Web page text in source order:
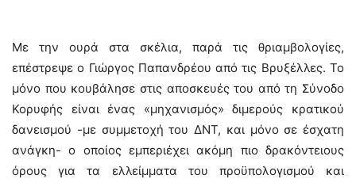
Με την ουρά στα σκέλια, παρά τις θριαμβολογίες,
επέστρεψε ο Γιώργος Παπανδρέου από τις Βρυξέλλες. Το
μόνο που κουβάλησε στις αποσκευές του από τη Σύνοδο
Κορυφής είναι ένας «μηχανισμός» διμερούς κρατικού
δανεισμού -με συμμετοχή του ΔΝΤ, και μόνο σε έσχατη
ανάγκη- ο οποίος εμπεριέχει ακόμη πιο δρακόντειους
όρους για τα ελλείμματα του προϋπολογισμού και